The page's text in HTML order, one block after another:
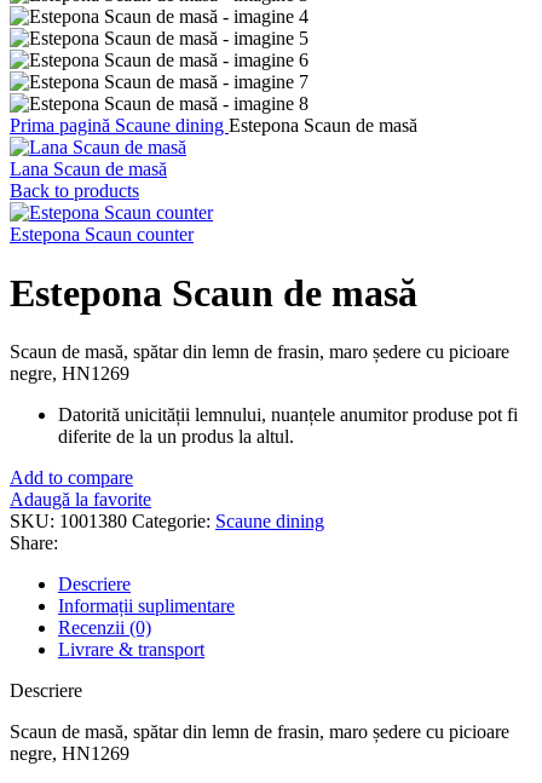
Prima pagină Scaune dining Estepona Scaun de masă
Lana Scaun de masă
Back to products
Estepona Scaun counter
Estepona Scaun de masă
Scaun de masă, spătar din lemn de frasin, maro ședere cu picioare
negre, HN1269
Datorită unicității lemnului, nuanțele anumitor produse pot fi
diferite de la un produs la altul.
Add to compare
Adaugă la favorite
SKU: 1001380 Categorie: Scaune dining
Share:
Descriere
Informații suplimentare
Recenzii (0)
Livrare & transport
Descriere
Scaun de masă, spătar din lemn de frasin, maro ședere cu picioare
negre, HN1269